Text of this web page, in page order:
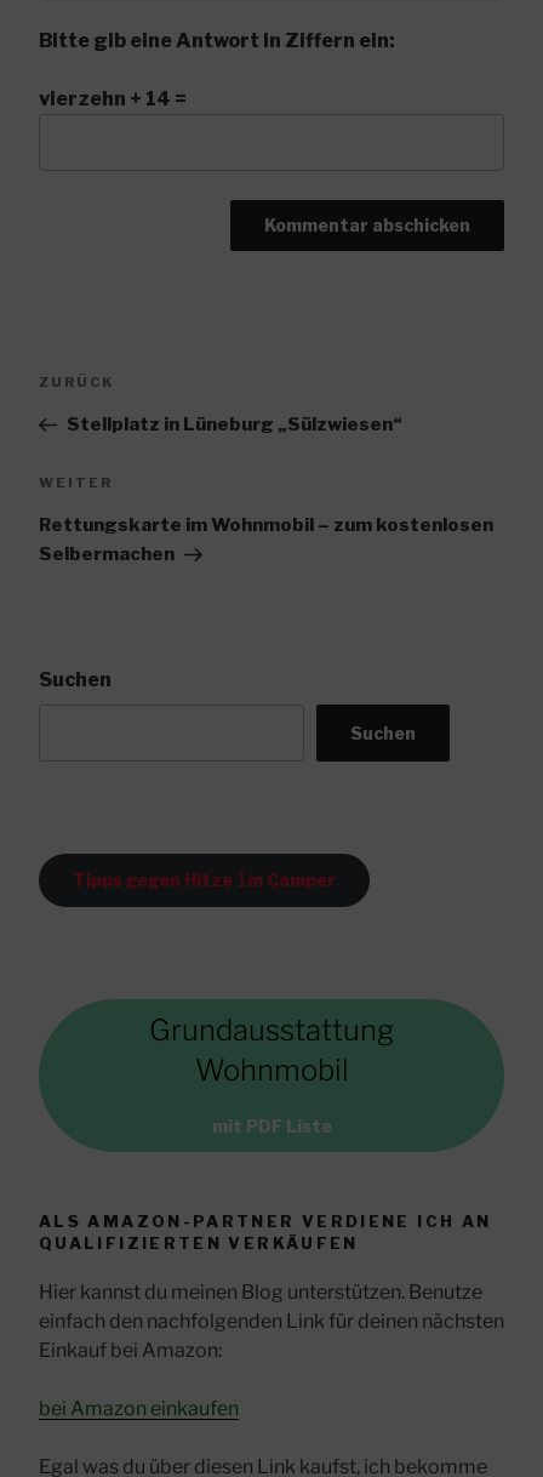
Bitte gib eine Antwort in Ziffern ein:
vierzehn + 14 =
Vorheriger
ZURÜCK
Stellplatz in Lüneburg „Sülzwiesen“
Nächster
WEITER
Rettungskarte im Wohnmobil – zum kostenlosen
Selbermachen
Suchen
Suchen
Tipps gegen Hitze im Camper
Grundausstattung
Wohnmobil
mit PDF Liste
ALS AMAZON-PARTNER VERDIENE ICH AN
QUALIFIZIERTEN VERKÄUFEN
Hier kannst du meinen Blog unterstützen. Benutze
einfach den nachfolgenden Link für deinen nächsten
Einkauf bei Amazon:
bei Amazon einkaufen
Egal was du über diesen Link kaufst, ich bekomme